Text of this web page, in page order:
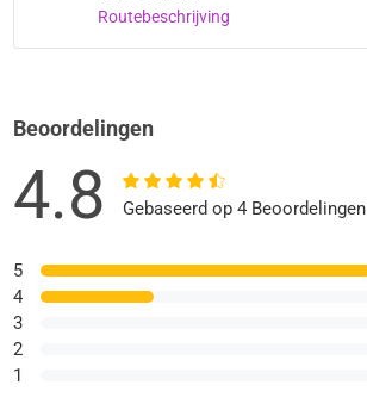
Routebeschrijving
Beoordelingen
4.8 Gebaseerd op 4 Beoordelingen
5
4
3
2
1